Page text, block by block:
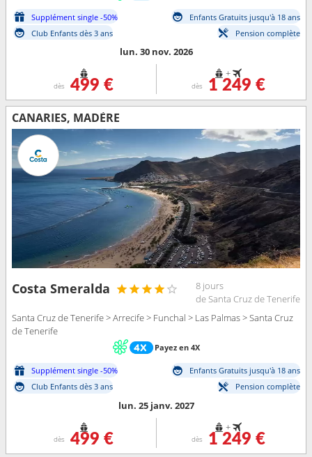
Supplément single -50%
Enfants Gratuits jusqu'à 18 ans
Club Enfants dès 3 ans
Pension complète
lun. 30 nov. 2026
dès 499 €
+
dès 1 249 €
CANARIES, MADÈRE
Costa Smeralda
8 jours
de Santa Cruz de Tenerife
Santa Cruz de Tenerife > Arrecife > Funchal > Las Palmas > Santa Cruz
de Tenerife
Payez en 4X
Supplément single -50%
Enfants Gratuits jusqu'à 18 ans
Club Enfants dès 3 ans
Pension complète
lun. 25 janv. 2027
dès 499 €
+
dès 1 249 €